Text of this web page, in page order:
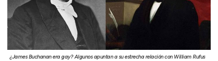
¿James Buchanan era gay? Algunos apuntan a su estrecha relación con William Rufus